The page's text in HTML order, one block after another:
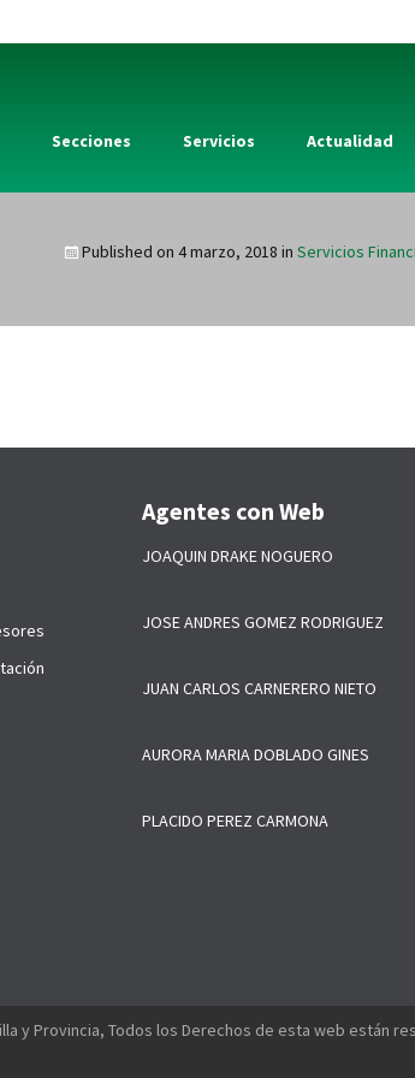
Secciones Servicios Actualidad
Published on 4 marzo, 2018 in Servicios
Agentes con Web
JOAQUIN DRAKE NOGUERO
JOSE ANDRES GOMEZ RODRIGUEZ
JUAN CARLOS CARNERERO NIETO
AURORA MARIA DOBLADO GINES
PLACIDO PEREZ CARMONA
y Provincia, Todos los Derechos de esta web están